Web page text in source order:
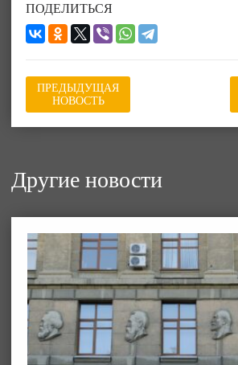
ПОДЕЛИТЬСЯ
ПРЕДЫДУЩАЯ
НОВОСТЬ
Другие новости